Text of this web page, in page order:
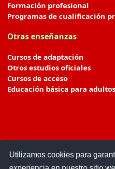
Utilizamos cookies para
Formación profesional
Programas de cualificación
Otras enseñanzas
Cursos de adaptación
Otros estudios oficiales
Cursos de acceso
Educación básica para adultos